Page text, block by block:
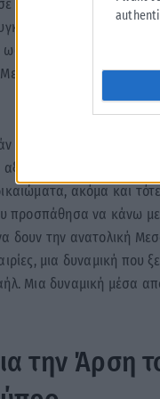
τον στρατηγικό
ατζέντα για
ένας ιδανικός
(East Med
η Τουρκία υπό τον
με το οποίο θα
ακόμα και
προσπάθησα να κάνω
δουν την ανατολική
μια δυναμική
Μια δυναμική μέσα
την Άρση